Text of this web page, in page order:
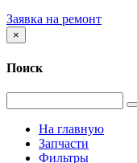
Заявка на ремонт
×
Поиск
На главную
Запчасти
Фильтры